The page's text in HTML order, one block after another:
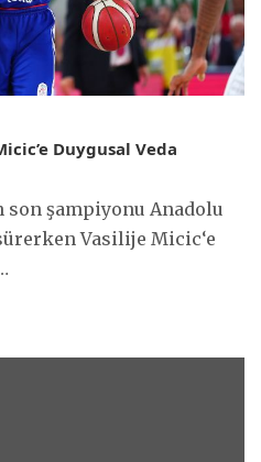
Duygusal Veda
son şampiyonu Anadolu
Vasilije Micic‘e